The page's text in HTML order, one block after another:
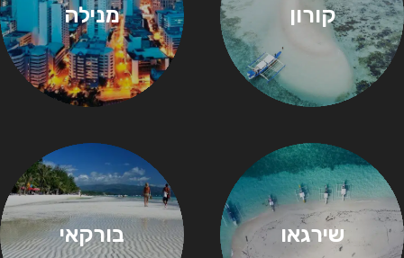
קורון מנילה
שירגאו בורקאי